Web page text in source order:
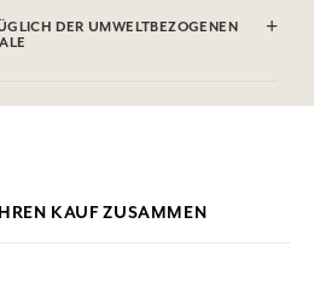
Chloride, Sodium Hydroxide,
CI 77891 (Titanium dioxide), CI
DER UMWELTBEZOGENEN
oder -merkmale, indem
KAUF ZUSAMMEN